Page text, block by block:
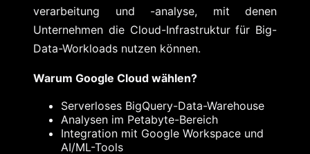
verarbeitung und -analyse, mit denen
Unternehmen die Cloud-Infrastruktur für Big-
Data-Workloads nutzen können.
Warum Google Cloud wählen?
Serverloses BigQuery-Data-Warehouse
Analysen im Petabyte-Bereich
Integration mit Google Workspace und
AI/ML-Tools